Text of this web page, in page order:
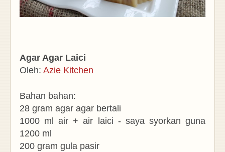
Agar Agar Laici
Oleh: Azie Kitchen
Bahan bahan:
28 gram agar agar bertali
1000 ml air + air laici - saya syorkan guna
1200 ml
200 gram gula pasir